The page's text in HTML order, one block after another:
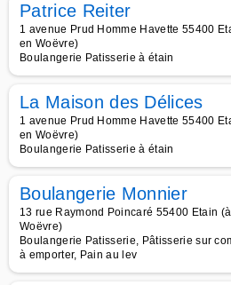
Patrice Reiter
1 avenue Prud Homme Havette 55400
en Woëvre)
Boulangerie Patisserie à étain
La Maison des Délices
1 avenue Prud Homme Havette 55400
en Woëvre)
Boulangerie Patisserie à étain
Boulangerie Monnier
13 rue Raymond Poincaré 55400 Etain
Woëvre)
Boulangerie Patisserie, Pâtisserie sur
à emporter, Pain au lev